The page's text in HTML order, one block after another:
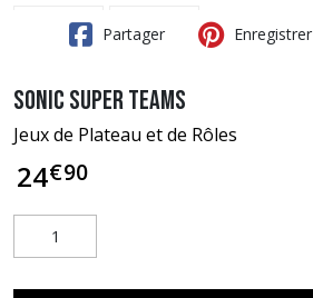
Partager Enregistrer
Sonic Super Teams
Jeux de Plateau et de Rôles
24€90